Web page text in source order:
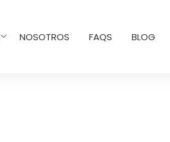
NOSOTROS FAQS BLOG